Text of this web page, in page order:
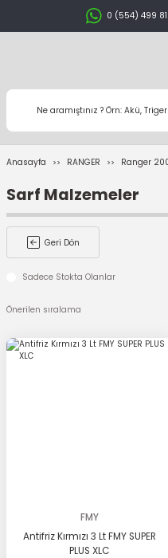
0 (554) 499
Anasayfa RANGER Ranger
Sarf Malzemeler
Geri Dön
Sadece Stokta Olanlar
FMY
Antifriz Kırmızı 3 Lt FMY SUPER
PLUS XLC